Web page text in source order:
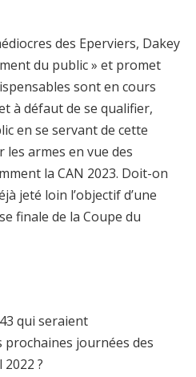
des Eperviers, Dakey
du public » et promet
sont en cours
à défaut de se qualifier,
en se servant de cette
armes en vue des
la CAN 2023. Doit-on
jeté loin l’objectif d’une
finale de la Coupe du
qui seraient
journées des
?